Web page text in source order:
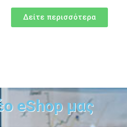
Δείτε περισσότερα
eShop μας